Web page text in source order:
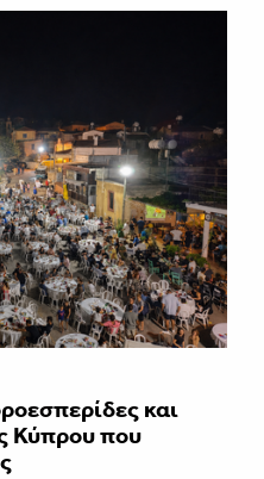
και
Κύπρου που